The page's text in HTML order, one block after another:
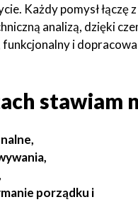
. Każdy pomysł łączę z
analizą, dzięki
i
stawiam
,
,
porządku i